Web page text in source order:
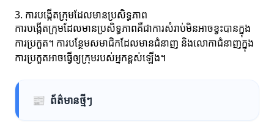
3. ការបង្កើតក្រុមដែលមានប្រសិទ្ធភាព
ការបង្កើតក្រុមដែលមានប្រសិទ្ធភាពគឺជាការសំរាប់មិនអាចខ្វះបានក្នុង
ការប្រកួត។ ការបន្ថែមសមាជិកដែលមានជំនាញ និងលោកាជំនាញក្នុង
ការប្រកួតអាចធ្វើឲ្យក្រុមរបស់អ្នកខ្ពស់ឡើង។
📰 ព័ត៌មានថ្មីៗ